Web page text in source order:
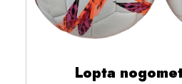
Lopta